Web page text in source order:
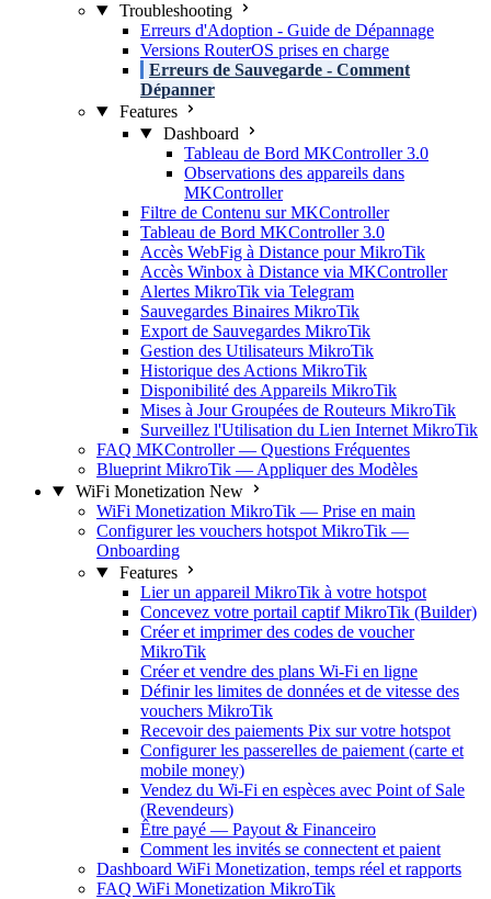
Troubleshooting
Erreurs d'Adoption - Guide de Dépannage
Versions RouterOS prises en charge
Erreurs de Sauvegarde - Comment
Dépanner
Features
Dashboard
Tableau de Bord MKController 3.0
Observations des appareils dans
MKController
Filtre de Contenu sur MKController
Tableau de Bord MKController 3.0
Accès WebFig à Distance pour MikroTik
Accès Winbox à Distance via MKController
Alertes MikroTik via Telegram
Sauvegardes Binaires MikroTik
Export de Sauvegardes MikroTik
Gestion des Utilisateurs MikroTik
Historique des Actions MikroTik
Disponibilité des Appareils MikroTik
Mises à Jour Groupées de Routeurs MikroTik
Surveillez l'Utilisation du Lien Internet MikroTik
FAQ MKController — Questions Fréquentes
Blueprint MikroTik — Appliquer des Modèles
WiFi Monetization New
WiFi Monetization MikroTik — Prise en main
Configurer les vouchers hotspot MikroTik —
Onboarding
Features
Lier un appareil MikroTik à votre hotspot
Concevez votre portail captif MikroTik (Builder)
Créer et imprimer des codes de voucher
MikroTik
Créer et vendre des plans Wi-Fi en ligne
Définir les limites de données et de vitesse des
vouchers MikroTik
Recevoir des paiements Pix sur votre hotspot
Configurer les passerelles de paiement (carte et
mobile money)
Vendez du Wi-Fi en espèces avec Point of Sale
(Revendeurs)
Être payé — Payout & Financeiro
Comment les invités se connectent et paient
Dashboard WiFi Monetization, temps réel et rapports
FAQ WiFi Monetization MikroTik